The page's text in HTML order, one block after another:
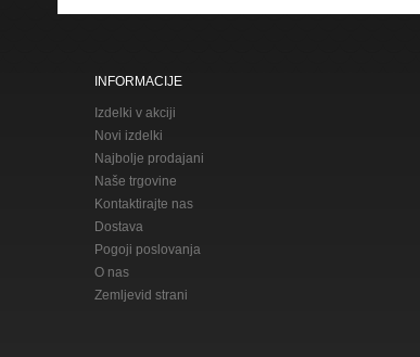
INFORMACIJE
Izdelki v akciji
Novi izdelki
Najbolje prodajani
Naše trgovine
Kontaktirajte nas
Dostava
Pogoji poslovanja
O nas
Zemljevid strani